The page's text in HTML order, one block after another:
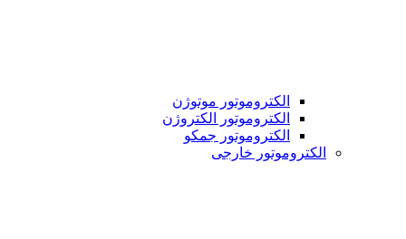
الکتروموتور موتوژن
الکتروموتور الکتروژن
الکتروموتور جمکو
الکتروموتور خارجی